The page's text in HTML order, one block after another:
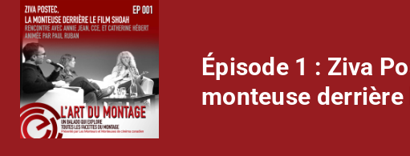
Épisode 1 : Ziva
monteuse